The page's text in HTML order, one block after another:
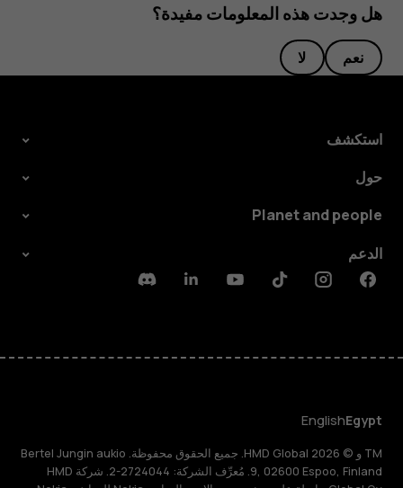
هل وجدت هذه المعلومات مفيدة؟
نعم لا
استكشف
حول
Planet and people
الدعم
Facebook
Instagram
Tiktok
Youtube
Linkedin
Discord
Egypt
English
TM و © 2026 HMD Global. جميع الحقوق محفوظة. Bertel Jungin aukio
9, 02600 Espoo, Finland. مُعرِّف الشركة: 2724044-2. شركة HMD